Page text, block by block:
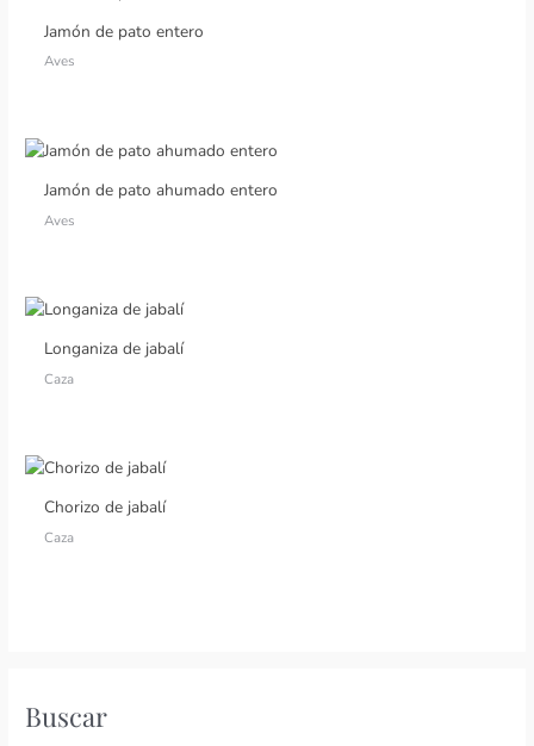
Jamón de pato entero
Aves
Jamón de pato ahumado entero
Aves
Longaniza de jabalí
Caza
Chorizo de jabalí
Caza
Buscar
u